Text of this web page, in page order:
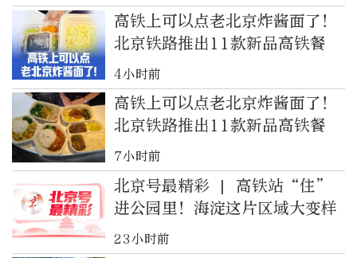
高铁上可以点老北京炸酱面了！
北京铁路推出11款新品高铁餐
4小时前
高铁上可以点老北京炸酱面了！
北京铁路推出11款新品高铁餐
7小时前
北京号最精彩 | 高铁站“住”
进公园里！海淀这片区域大变样
23小时前